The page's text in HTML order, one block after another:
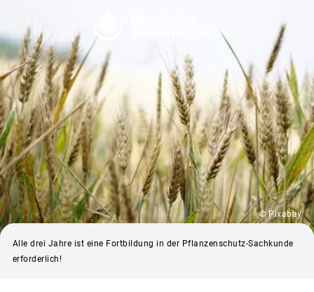
© Pixabay
Alle drei Jahre ist eine Fortbildung in der Pflanzenschutz-Sachkunde
erforderlich!